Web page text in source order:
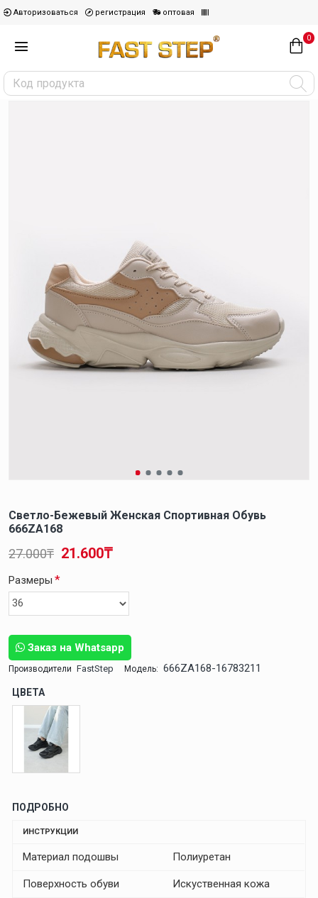
Авторизоваться регистрация оптовая
0
Светло-Бежевый Женская Спортивная Обувь
666ZA168
Заказ на Whatsapp
Производители FastStep Модель: 666ZA168-16783211
21.600₸
27.000₸
Размеры
ЦВЕТА
ПОДРОБНО
ИНСТРУКЦИИ
Материал подошвы Полиуретан
Поверхность обуви Искуственная кожа